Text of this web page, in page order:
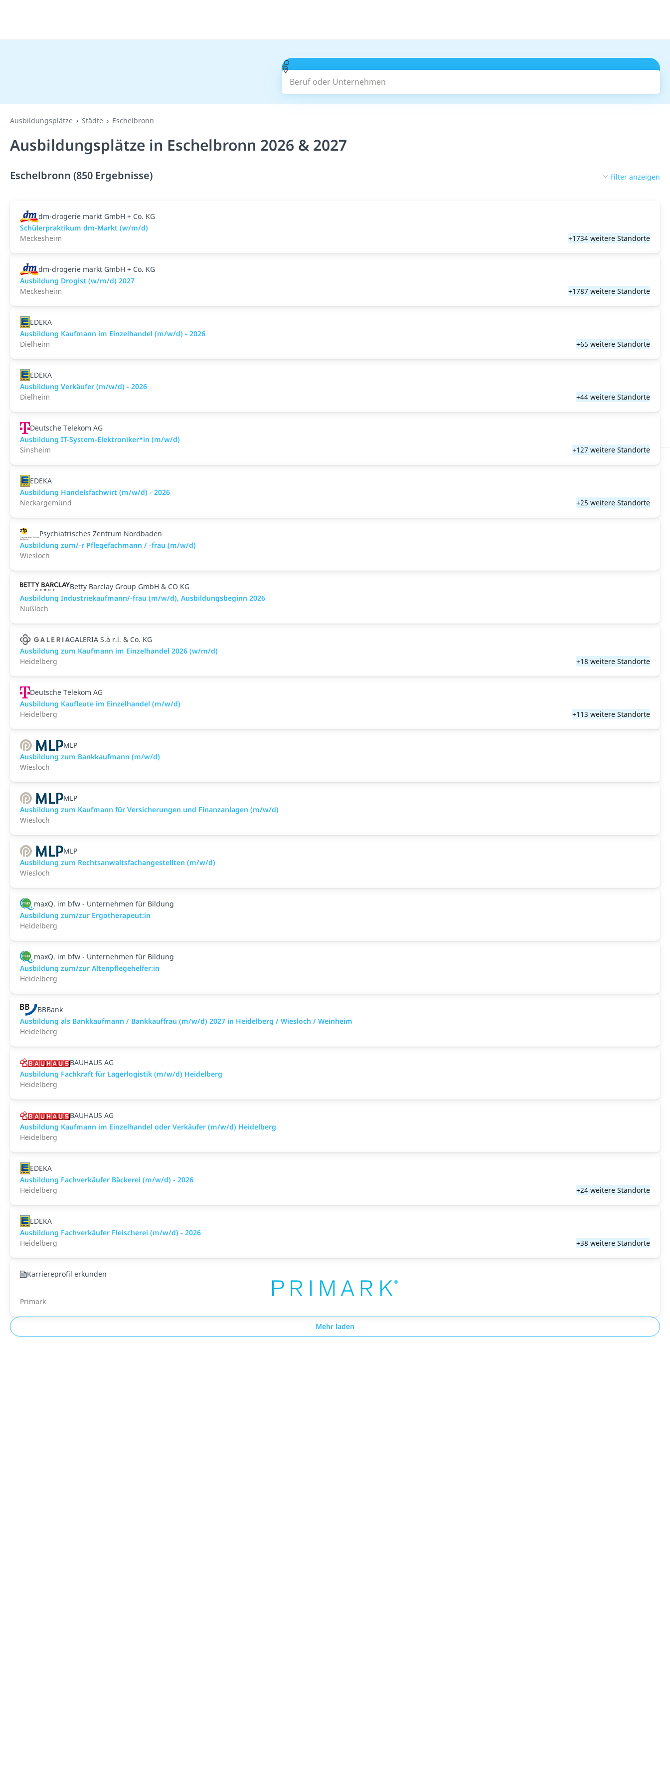
Beruf oder Unternehmen
Ausbildungsplätze Städte Eschelbronn
Ausbildungsplätze in Eschelbronn 2026 & 2027
Eschelbronn (850 Ergebnisse) Filter anzeigen
dm-drogerie markt GmbH + Co. KG
Schülerpraktikum dm-Markt (w/m/d)
Meckesheim
+1734 weitere Standorte
dm-drogerie markt GmbH + Co. KG
Ausbildung Drogist (w/m/d) 2027
Meckesheim
+1787 weitere Standorte
EDEKA
Ausbildung Kaufmann im Einzelhandel (m/w/d) - 2026
Dielheim
+65 weitere Standorte
EDEKA
Ausbildung Verkäufer (m/w/d) - 2026
Dielheim
+44 weitere Standorte
Deutsche Telekom AG
Ausbildung IT-System-Elektroniker*in (m/w/d)
Sinsheim
+127 weitere Standorte
EDEKA
Ausbildung Handelsfachwirt (m/w/d) - 2026
Neckargemünd
+25 weitere Standorte
Psychiatrisches Zentrum Nordbaden
Ausbildung zum/-r Pflegefachmann / -frau (m/w/d)
Wiesloch
Betty Barclay Group GmbH & CO KG
Ausbildung Industriekaufmann/-frau (m/w/d), Ausbildungsbeginn 2026
Nußloch
GALERIA S.à r.l. & Co. KG
Ausbildung zum Kaufmann im Einzelhandel 2026 (w/m/d)
Heidelberg
+18 weitere Standorte
Deutsche Telekom AG
Ausbildung Kaufleute im Einzelhandel (m/w/d)
Heidelberg
+113 weitere Standorte
MLP
Ausbildung zum Bankkaufmann (m/w/d)
Wiesloch
MLP
Ausbildung zum Kaufmann für Versicherungen und Finanzanlagen (m/w/d)
Wiesloch
MLP
Ausbildung zum Rechtsanwaltsfachangestellten (m/w/d)
Wiesloch
maxQ. im bfw - Unternehmen für Bildung
Ausbildung zum/zur Ergotherapeut:in
Heidelberg
maxQ. im bfw - Unternehmen für Bildung
Ausbildung zum/zur Altenpflegehelfer:in
Heidelberg
BBBank
Ausbildung als Bankkaufmann / Bankkauffrau (m/w/d) 2027 in Heidelberg / Wiesloch / Weinheim
Heidelberg
BAUHAUS AG
Ausbildung Fachkraft für Lagerlogistik (m/w/d) Heidelberg
Heidelberg
BAUHAUS AG
Ausbildung Kaufmann im Einzelhandel oder Verkäufer (m/w/d) Heidelberg
Heidelberg
EDEKA
Ausbildung Fachverkäufer Bäckerei (m/w/d) - 2026
Heidelberg
+24 weitere Standorte
EDEKA
Ausbildung Fachverkäufer Fleischerei (m/w/d) - 2026
Heidelberg
+38 weitere Standorte
Karriereprofil erkunden
Primark
Mehr laden